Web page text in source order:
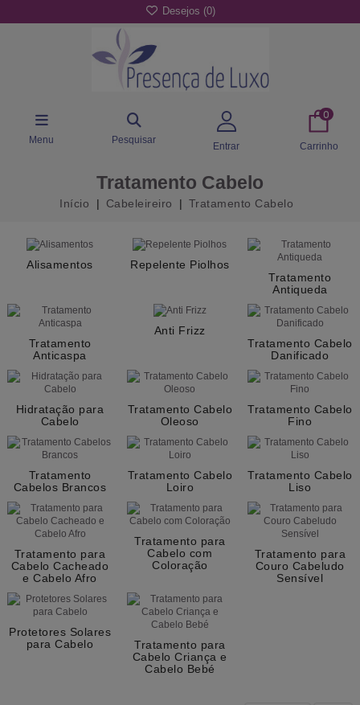
Desejos (0)
Menu Pesquisar
Entrar
0
Carrinho
Tratamento Cabelo
Início Cabeleireiro Tratamento Cabelo
Alisamentos
Repelente Piolhos
Tratamento
Antiqueda
Tratamento
Anticaspa
Anti Frizz
Tratamento Cabelo
Danificado
Hidratação para
Cabelo
Tratamento Cabelo
Oleoso
Tratamento Cabelo
Fino
Tratamento
Cabelos Brancos
Tratamento Cabelo
Loiro
Tratamento Cabelo
Liso
Tratamento para
Cabelo Cacheado
e Cabelo Afro
Tratamento para
Cabelo com
Coloração
Tratamento para
Couro Cabeludo
Sensível
Protetores Solares
para Cabelo
Tratamento para
Cabelo Criança e
Cabelo Bebé